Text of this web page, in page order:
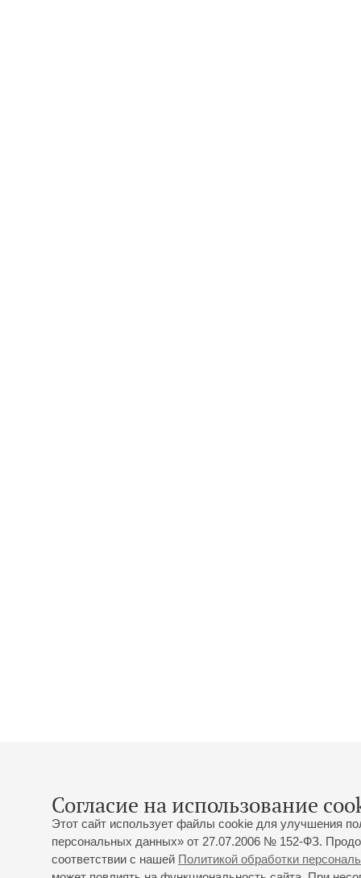
Согласие на использование
Этот сайт использует файлы cookie для улучшения
персональных данных» от 27.07.2006 № 152-ФЗ.
соответствии с нашей Политикой обработки